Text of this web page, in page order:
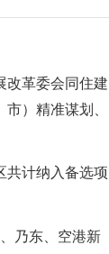
改革委会同住建
）精准谋划、
共计纳入备选项
乃东、空港新